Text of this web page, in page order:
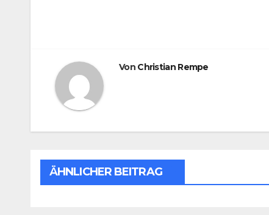
Von Christian Rempe
ÄHNLICHER BEITRAG